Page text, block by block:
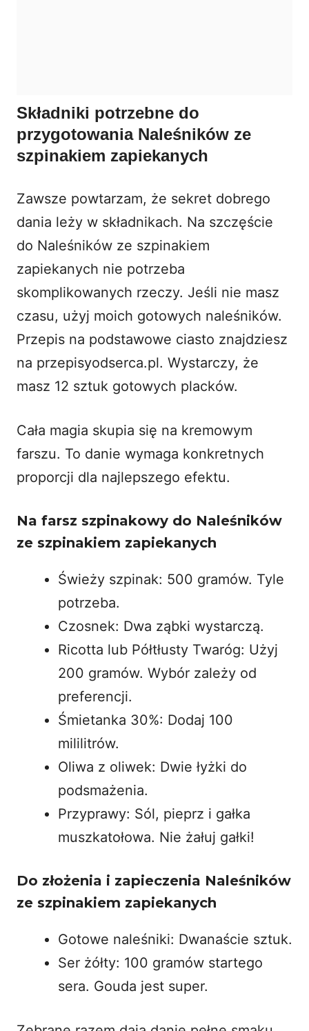
Składniki potrzebne do
przygotowania Naleśników ze
szpinakiem zapiekanych
Zawsze powtarzam, że sekret dobrego
dania leży w składnikach. Na szczęście
do Naleśników ze szpinakiem
zapiekanych nie potrzeba
skomplikowanych rzeczy. Jeśli nie masz
czasu, użyj moich gotowych naleśników.
Przepis na podstawowe ciasto znajdziesz
na przepisyodserca.pl. Wystarczy, że
masz 12 sztuk gotowych placków.
Cała magia skupia się na kremowym
farszu. To danie wymaga konkretnych
proporcji dla najlepszego efektu.
Na farsz szpinakowy do Naleśników
ze szpinakiem zapiekanych
Świeży szpinak: 500 gramów. Tyle
potrzeba.
Czosnek: Dwa ząbki wystarczą.
Ricotta lub Półtłusty Twaróg: Użyj
200 gramów. Wybór zależy od
preferencji.
Śmietanka 30%: Dodaj 100
mililitrów.
Oliwa z oliwek: Dwie łyżki do
podsmażenia.
Przyprawy: Sól, pieprz i gałka
muszkatołowa. Nie żałuj gałki!
Do złożenia i zapieczenia Naleśników
ze szpinakiem zapiekanych
Gotowe naleśniki: Dwanaście sztuk.
Ser żółty: 100 gramów startego
sera. Gouda jest super.